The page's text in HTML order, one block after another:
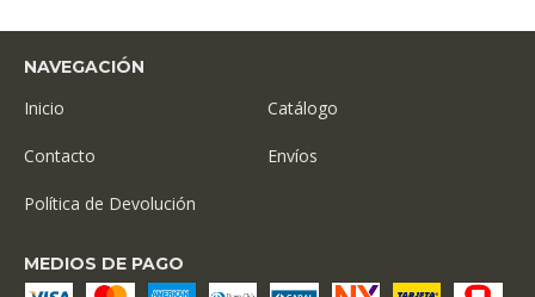
NAVEGACIÓN
Inicio Catálogo
Contacto Envíos
Política de Devolución
MEDIOS DE PAGO